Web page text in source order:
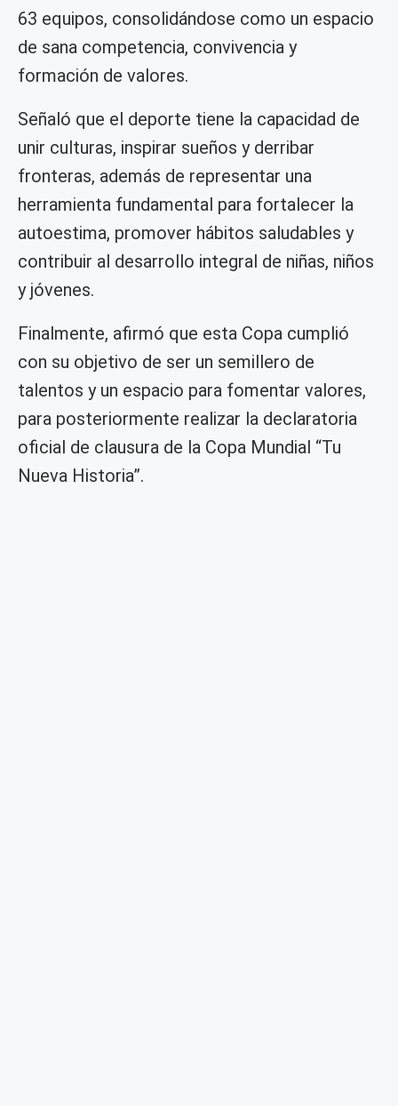
63 equipos, consolidándose como un espacio
de sana competencia, convivencia y
formación de valores.
Señaló que el deporte tiene la capacidad de
unir culturas, inspirar sueños y derribar
fronteras, además de representar una
herramienta fundamental para fortalecer la
autoestima, promover hábitos saludables y
contribuir al desarrollo integral de niñas, niños
y jóvenes.
Finalmente, afirmó que esta Copa cumplió
con su objetivo de ser un semillero de
talentos y un espacio para fomentar valores,
para posteriormente realizar la declaratoria
oficial de clausura de la Copa Mundial “Tu
Nueva Historia”.